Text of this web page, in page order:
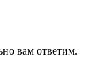
вам ответим.